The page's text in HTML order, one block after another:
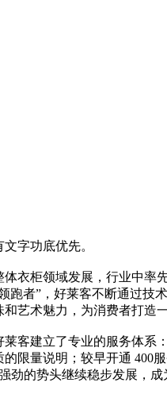
字功底优先。
衣柜领域发展，行业中
者”，好莱客不断通过
艺术魅力，为消费者打造
客建立了专业的服务体
限量说明；较早开通
劲的势头继续稳步发展，